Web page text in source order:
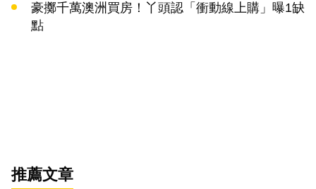
豪擲千萬澳洲買房！丫頭認「衝動線上購」曝1缺
點
推薦文章